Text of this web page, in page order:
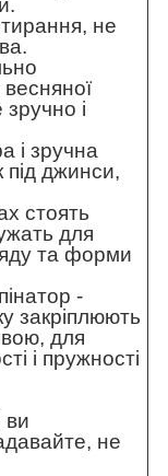
не
і
і зручна
під джинси,
стоять
для
та форми
-
закріплюють
для
і пружності
ви
не